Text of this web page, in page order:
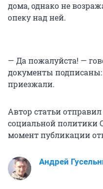
дома, однако не
опеку над ней.
— Да пожалуйста! —
документы
приезжали.
Автор статьи
социальной политики
момент публикации
Андрей